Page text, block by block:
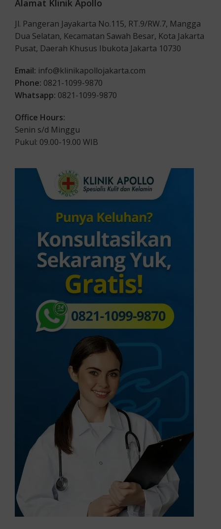
Alamat Klinik Apollo
Jl. Pangeran Jayakarta No.115, RT.9/RW.7, Mangga
Dua Selatan, Kecamatan Sawah Besar, Kota Jakarta
Pusat, Daerah Khusus Ibukota Jakarta 10730
Email: info@klinikapollojakarta.com
Phone: 0821-1099-9870
Whatsapp: 0821-1099-9870
Office Hours:
Senin s/d Minggu
Pukul: 09.00-19.00 WIB